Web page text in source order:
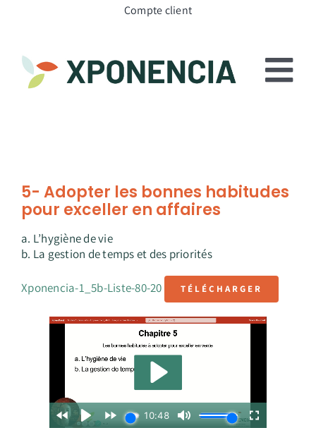
contenu
Compte client
Nos services
Nos formations en ligne
Témoignages
Contact
5- Adopter les bonnes habitudes
pour exceller en affaires
a. L’hygiène de vie
b. La gestion de temps et des priorités
Xponencia-1_5b-Liste-80-20 TÉLÉCHARGER